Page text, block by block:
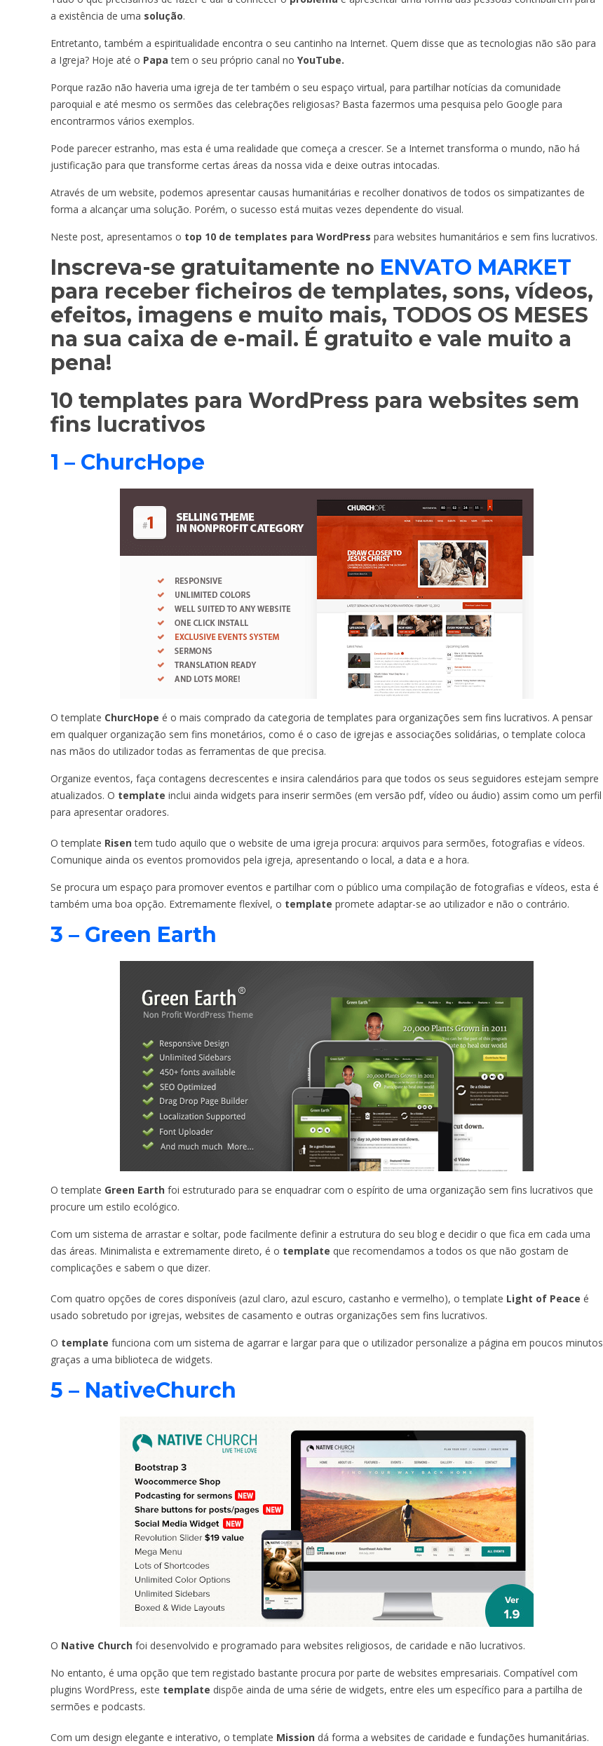
a existência de uma solução.
Entretanto, também a espiritualidade encontra o seu cantinho na Internet. Quem disse que as tecnologias não são para
a Igreja? Hoje até o Papa tem o seu próprio canal no YouTube.
Porque razão não haveria uma igreja de ter também o seu espaço virtual, para partilhar notícias da comunidade
paroquial e até mesmo os sermões das celebrações religiosas? Basta fazermos uma pesquisa pelo Google para
encontrarmos vários exemplos.
Pode parecer estranho, mas esta é uma realidade que começa a crescer. Se a Internet transforma o mundo, não há
justificação para que transforme certas áreas da nossa vida e deixe outras intocadas.
Através de um website, podemos apresentar causas humanitárias e recolher donativos de todos os simpatizantes de
forma a alcançar uma solução. Porém, o sucesso está muitas vezes dependente do visual.
Neste post, apresentamos o top 10 de templates para WordPress para websites humanitários e sem fins lucrativos.
Inscreva-se gratuitamente no ENVATO MARKET
para receber ficheiros de templates, sons, vídeos,
efeitos, imagens e muito mais, TODOS OS MESES
na sua caixa de e-mail. É gratuito e vale muito a
pena!
10 templates para WordPress para websites sem
fins lucrativos
1 – ChurcHope
O template ChurcHope é o mais comprado da categoria de templates para organizações sem fins lucrativos. A pensar
em qualquer organização sem fins monetários, como é o caso de igrejas e associações solidárias, o template coloca
nas mãos do utilizador todas as ferramentas de que precisa.
Organize eventos, faça contagens decrescentes e insira calendários para que todos os seus seguidores estejam sempre
atualizados. O template inclui ainda widgets para inserir sermões (em versão pdf, vídeo ou áudio) assim como um perfil
para apresentar oradores.
O template Risentem tudo aquilo que o website de uma igreja procura: arquivos para sermões, fotografias e vídeos.
Comunique ainda os eventos promovidos pela igreja, apresentando o local, a data e a hora.
Se procura um espaço para promover eventos e partilhar com o público uma compilação de fotografias e vídeos, esta é
também uma boa opção. Extremamente flexível, o template promete adaptar-se ao utilizador e não o contrário.
3 – Green Earth
O template Green Earth foi estruturado para se enquadrar com o espírito de uma organização sem fins lucrativos que
procure um estilo ecológico.
Com um sistema de arrastar e soltar, pode facilmente definir a estrutura do seu blog e decidir o que fica em cada uma
das áreas. Minimalista e extremamente direto, é o template que recomendamos a todos os que não gostam de
complicações e sabem o que dizer.
Com quatro opções de cores disponíveis (azul claro, azul escuro, castanho e vermelho), o template Light of Peace é
usado sobretudo por igrejas, websites de casamento e outras organizações sem fins lucrativos.
O template funciona com um sistema de agarrar e largar para que o utilizador personalize a página em poucos minutos
graças a uma biblioteca de widgets.
5 – NativeChurch
O Native Church foi desenvolvido e programado para websites religiosos, de caridade e não lucrativos.
No entanto, é uma opção que tem registado bastante procura por parte de websites empresariais. Compatível com
plugins WordPress, este template dispõe ainda de uma série de widgets, entre eles um específico para a partilha de
sermões e podcasts.
Com um design elegante e interativo, o template Mission dá forma a websites de caridade e fundações humanitárias.